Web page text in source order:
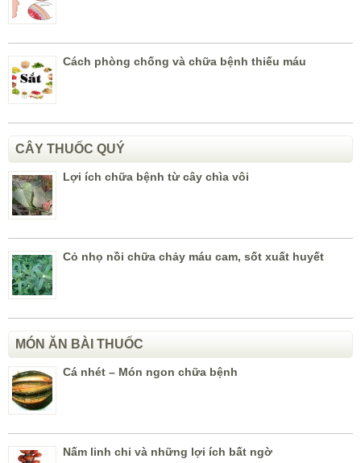
Cách phòng chống và chữa bệnh thiếu máu
CÂY THUỐC QUÝ
Lợi ích chữa bệnh từ cây chìa vôi
Cỏ nhọ nồi chữa chảy máu cam, sốt xuất huyết
MÓN ĂN BÀI THUỐC
Cá nhét – Món ngon chữa bệnh
Nấm linh chi và những lợi ích bất ngờ